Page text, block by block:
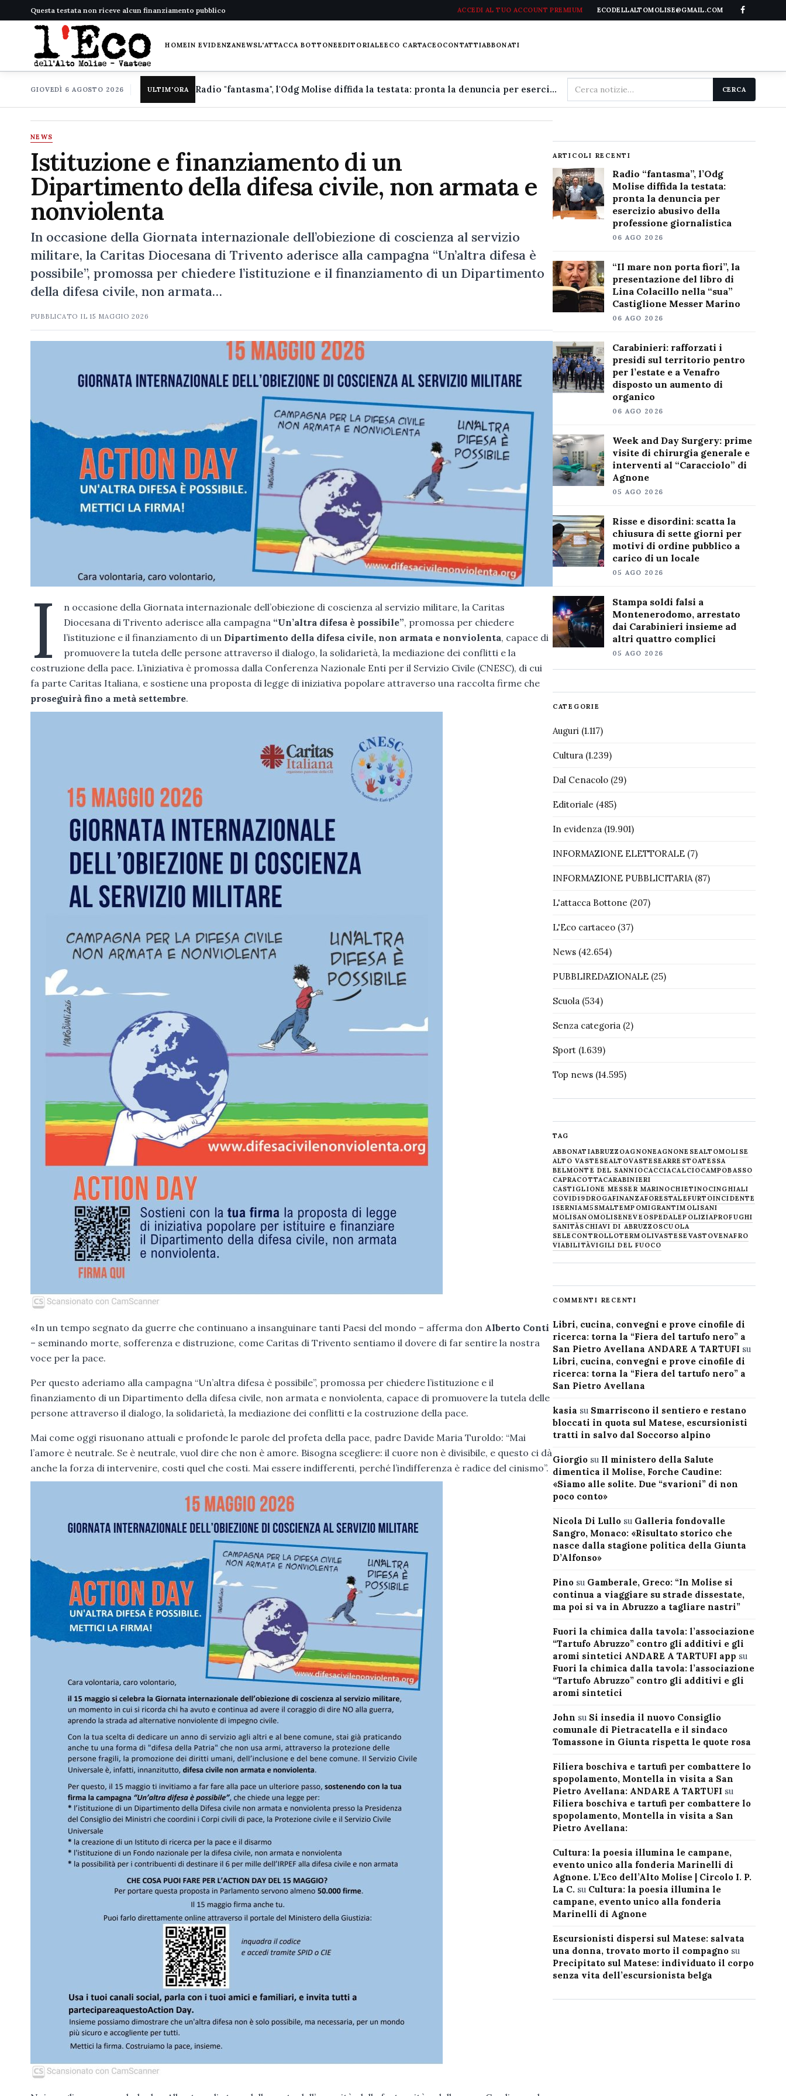
Questa testata non riceve alcun finanziamento pubblico ACCEDI AL TUO ACCOUNT PREMIUM ECODELLALTOMOLISE@GMAIL.COM
HOMEIN EVIDENZANEWSL'ATTACCA BOTTONEEDITORIALEECO CARTACEOCONTATTIABBONATI
GIOVEDÌ 6 AGOSTO 2026 ULTIM'ORA Radio "fantasma", l'Odg Molise diffida la testata: pronta la denuncia per esercizio abusivo della professione giornalistica
Cerca
nel
CERCA
NEWS
Istituzione e finanziamento di un
Dipartimento della difesa civile, non armata e
nonviolenta
In occasione della Giornata internazionale dell’obiezione di coscienza al servizio
militare, la Caritas Diocesana di Trivento aderisce alla campagna “Un’altra difesa è
possibile”, promossa per chiedere l’istituzione e il finanziamento di un Dipartimento
della difesa civile, non armata…
PUBBLICATO IL15 MAGGIO 2026
I
n occasione della Giornata internazionale dell’obiezione di coscienza al servizio militare, la Caritas
Diocesana di Trivento aderisce alla campagna “Un’altra difesa è possibile”, promossa per chiedere
l’istituzione e il finanziamento di un Dipartimento della difesa civile, non armata e nonviolenta, capace di
promuovere la tutela delle persone attraverso il dialogo, la solidarietà, la mediazione dei conflitti e la
costruzione della pace. L’iniziativa è promossa dalla Conferenza Nazionale Enti per il Servizio Civile (CNESC), di cui
fa parte Caritas Italiana, e sostiene una proposta di legge di iniziativa popolare attraverso una raccolta firme che
proseguirà fino a metà settembre.
«In un tempo segnato da guerre che continuano a insanguinare tanti Paesi del mondo – afferma don Alberto Conti
– seminando morte, sofferenza e distruzione, come Caritas di Trivento sentiamo il dovere di far sentire la nostra
voce per la pace.
Per questo aderiamo alla campagna “Un’altra difesa è possibile”, promossa per chiedere l’istituzione e il
finanziamento di un Dipartimento della difesa civile, non armata e nonviolenta, capace di promuovere la tutela delle
persone attraverso il dialogo, la solidarietà, la mediazione dei conflitti e la costruzione della pace.
Mai come oggi risuonano attuali e profonde le parole del profeta della pace, padre Davide Maria Turoldo: “Mai
l’amore è neutrale. Se è neutrale, vuol dire che non è amore. Bisogna scegliere: il cuore non è divisibile, e questo ci dà
anche la forza di intervenire, costi quel che costi. Mai essere indifferenti, perché l’indifferenza è radice del cinismo”.
ARTICOLI RECENTI
Radio “fantasma”, l’Odg
Molise diffida la testata:
pronta la denuncia per
esercizio abusivo della
professione giornalistica
06 AGO 2026
“Il mare non porta fiori”, la
presentazione del libro di
Lina Colacillo nella “sua”
Castiglione Messer Marino
06 AGO 2026
Carabinieri: rafforzati i
presidi sul territorio pentro
per l’estate e a Venafro
disposto un aumento di
organico
06 AGO 2026
Week and Day Surgery: prime
visite di chirurgia generale e
interventi al “Caracciolo” di
Agnone
05 AGO 2026
Risse e disordini: scatta la
chiusura di sette giorni per
motivi di ordine pubblico a
carico di un locale
05 AGO 2026
Stampa soldi falsi a
Montenerodomo, arrestato
dai Carabinieri insieme ad
altri quattro complici
05 AGO 2026
CATEGORIE
Auguri(1.117)
Cultura(1.239)
Dal Cenacolo(29)
Editoriale (485)
In evidenza(19.901)
INFORMAZIONE ELETTORALE(7)
INFORMAZIONE PUBBLICITARIA(87)
L'attacca Bottone (207)
L'Eco cartaceo(37)
News(42.654)
PUBBLIREDAZIONALE(25)
Scuola(534)
Senza categoria(2)
Sport(1.639)
Top news(14.595)
TAG
ABBONATIABRUZZOAGNONEAGNONESEALTOMOLISE
ALTO VASTESEALTOVASTESEARRESTOATESSA
BELMONTE DEL SANNIOCACCIACALCIOCAMPOBASSO
CAPRACOTTACARABINIERI
CASTIGLIONE MESSER MARINOCHIETINOCINGHIALI
COVID19DROGAFINANZAFORESTALEFURTOINCIDENTE
ISERNIAM5SMALTEMPOMIGRANTIMOLISANI
MOLISANOMOLISENEVE OSPEDALEPOLIZIAPROFUGHI
SANITÀSCHIAVI DI ABRUZZOSCUOLA
SELECONTROLLOTERMOLIVASTESE VASTOVENAFRO
VIABILITÀVIGILI DEL FUOCO
COMMENTI RECENTI
Libri, cucina, convegni e prove cinofile di
ricerca: torna la “Fiera del tartufo nero” a
San Pietro Avellana ANDARE A TARTUFI su
Libri, cucina, convegni e prove cinofile di
ricerca: torna la “Fiera del tartufo nero” a
San Pietro Avellana
kasia su Smarriscono il sentiero e restano
bloccati in quota sul Matese, escursionisti
tratti in salvo dal Soccorso alpino
Giorgiosu Il ministero della Salute
dimentica il Molise, Forche Caudine:
«Siamo alle solite. Due “svarioni” di non
poco conto»
Nicola Di Lullosu Galleria fondovalle
Sangro, Monaco: «Risultato storico che
nasce dalla stagione politica della Giunta
D’Alfonso»
Pinosu Gamberale, Greco: “In Molise si
continua a viaggiare su strade dissestate,
ma poi si va in Abruzzo a tagliare nastri”
Fuori la chimica dalla tavola: l’associazione
“Tartufo Abruzzo” contro gli additivi e gli
aromi sintetici ANDARE A TARTUFI app su
Fuori la chimica dalla tavola: l’associazione
“Tartufo Abruzzo” contro gli additivi e gli
aromi sintetici
John su Si insedia il nuovo Consiglio
comunale di Pietracatella e il sindaco
Tomassone in Giunta rispetta le quote rosa
Filiera boschiva e tartufi per combattere lo
spopolamento, Montella in visita a San
Pietro Avellana: ANDARE A TARTUFI su
Filiera boschiva e tartufi per combattere lo
spopolamento, Montella in visita a San
Pietro Avellana:
Cultura: la poesia illumina le campane,
evento unico alla fonderia Marinelli di
Agnone. L’Eco dell’Alto Molise | Circolo I. P.
La C. su Cultura: la poesia illumina le
campane, evento unico alla fonderia
Marinelli di Agnone
Escursionisti dispersi sul Matese: salvata
una donna, trovato morto il compagnosu
Precipitato sul Matese: individuato il corpo
senza vita dell’escursionista belga